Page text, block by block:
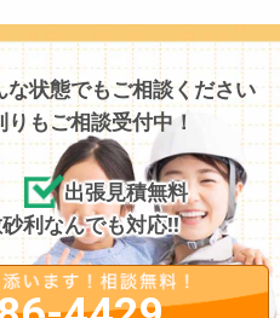
状態でもご相談ください
もご相談受付中！
出張見積無料
利なんでも対応!!